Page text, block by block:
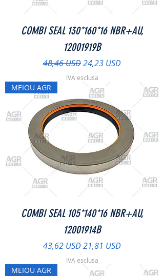
COMBI SEAL 130*160*16 NBR+AU,
12001919B
Prezzo regolare
48,46 USDPrezzo scontato
24,23 USD
IVA esclusa
MEIOU AGR
COMBI SEAL 105*140*16 NBR+AU,
12001914B
Prezzo regolare
43,62 USDPrezzo scontato
21,81 USD
IVA esclusa
MEIOU AGR